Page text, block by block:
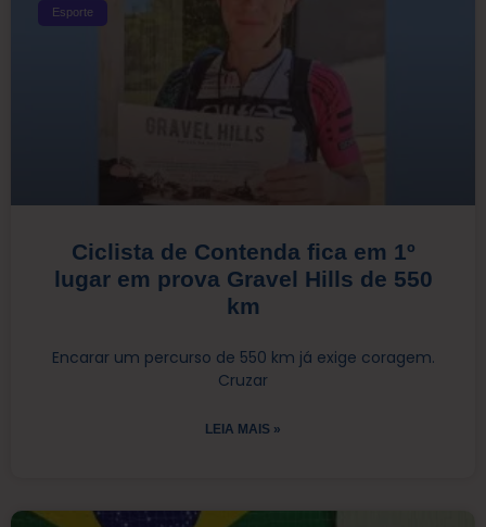
Esporte
Ciclista de Contenda fica em 1º
lugar em prova Gravel Hills de 550
km
Encarar um percurso de 550 km já exige coragem.
Cruzar
LEIA MAIS »